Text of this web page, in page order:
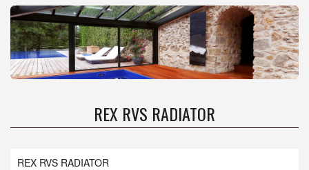
REX RVS RADIATOR
REX RVS RADIATOR